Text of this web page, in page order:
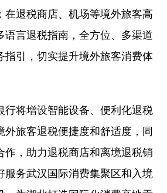
在退税商店、机场等境外旅客高
语言退税指南，全方位、多渠道
指引，切实提升境外旅客消费体
将增设智能设备、便利化退税
旅客退税便捷度和舒适度，同
作，助力退税商店和离境退税销
服务武汉国际消费集聚区和入境